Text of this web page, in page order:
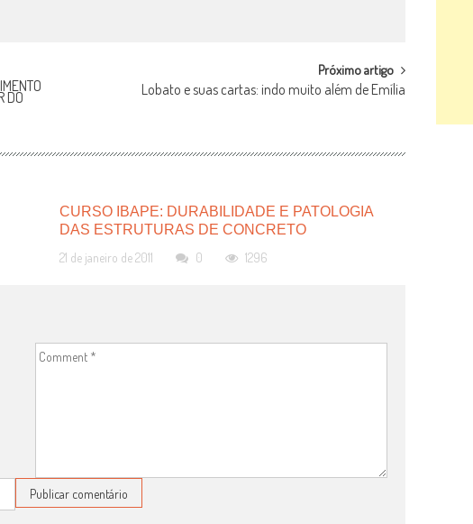
DO
Próximo artigo
Lobato e suas cartas: indo muito além de Emília
CURSO IBAPE: DURABILIDADE E PATOLOGIA
DAS ESTRUTURAS DE CONCRETO
21 de janeiro de 2011
0 1296